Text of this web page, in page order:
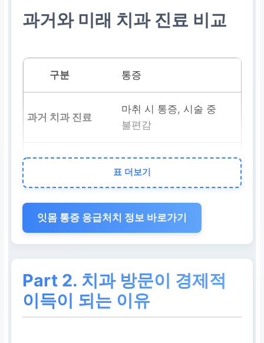
과거와 미래 치과 진료 비교
통증
마취 시 통증, 시술 중
불편감
무통 마취, 레이저 시술
로 통증 최소화
진료 방식
디지털, 데이터 기반, 맞
춤형
표 더보기
잇몸 통증 응급처치 정보 바로가기
Part 2. 치과방문이 경제적
이득이 되는 이유